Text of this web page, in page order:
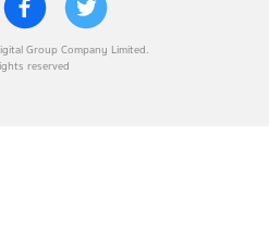
Group Company Limited.
reserved